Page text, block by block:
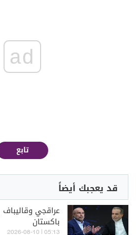
ad
تابع
قد يعجبك أيضاً
عراقجي وقاليباف
باكستان
05:13 | 2026-08-10